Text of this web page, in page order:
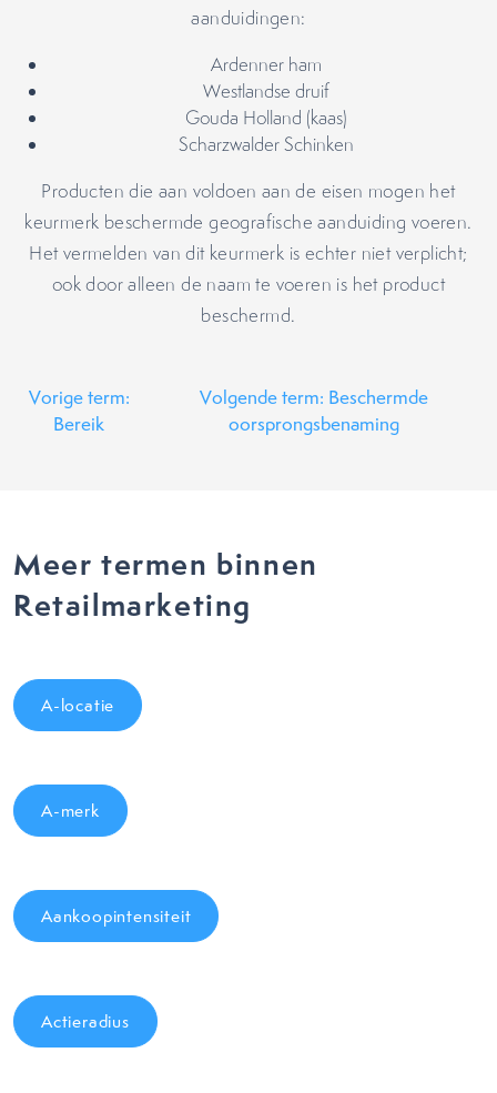
aanduidingen:
Ardenner ham
Westlandse druif
Gouda Holland (kaas)
Scharzwalder Schinken
Producten die aan voldoen aan de eisen mogen het
keurmerk beschermde geografische aanduiding voeren.
Het vermelden van dit keurmerk is echter niet verplicht;
ook door alleen de naam te voeren is het product
beschermd.
Vorige term:
Bereik
Volgende term: Beschermde
oorsprongsbenaming
Meer termen binnen
Retailmarketing
A-locatie
A-merk
Aankoopintensiteit
Actieradius